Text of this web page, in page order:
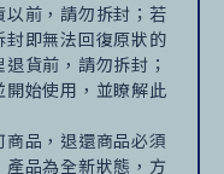
前，請勿拆封；若
即無法回復原狀的
貨前，請勿拆封；
始使用，並瞭解此
品，退還商品必須
品為全新狀態，方